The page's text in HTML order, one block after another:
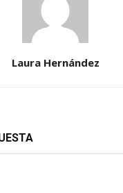
Laura Hernández